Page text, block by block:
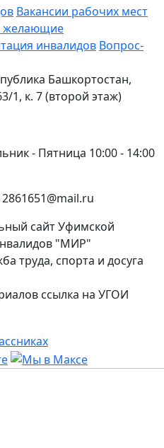
Вакансии рабочих мест
желающие
инвалидов Вопрос-
Башкортостан,
1, к. 7 (второй этаж)
- Пятница 10:00 - 14:00
2861651@mail.ru
сайт Уфимской
"МИР"
труда, спорта и досуга
ссылка на УГОИ